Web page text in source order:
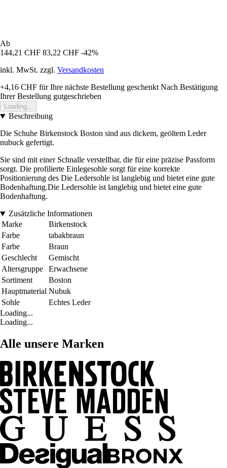
Ab
144,21 CHF 83,22 CHF -42%
inkl. MwSt. zzgl. Versandkosten
+4,16 CHF für Ihre nächste Bestellung geschenkt Nach Bestätigung
Ihrer Bestellung gutgeschrieben
Loading...
Beschreibung
Die Schuhe Birkenstock Boston sind aus dickem, geöltem Leder
nubuck gefertigt.
Sie sind mit einer Schnalle verstellbar, die für eine präzise Passform
sorgt. Die profilierte Einlegesohle sorgt für eine korrekte
Positionierung des Die Ledersohle ist langlebig und bietet eine gute
Bodenhaftung.Die Ledersohle ist langlebig und bietet eine gute
Bodenhaftung.
Zusätzliche Informationen
Marke
Birkenstock
Farbe
tabakbraun
Farbe
Braun
Geschlecht
Gemischt
Altersgruppe
Erwachsene
Sortiment
Boston
Hauptmaterial Nubuk
Sohle
Echtes Leder
Loading...
Loading...
Alle unsere Marken